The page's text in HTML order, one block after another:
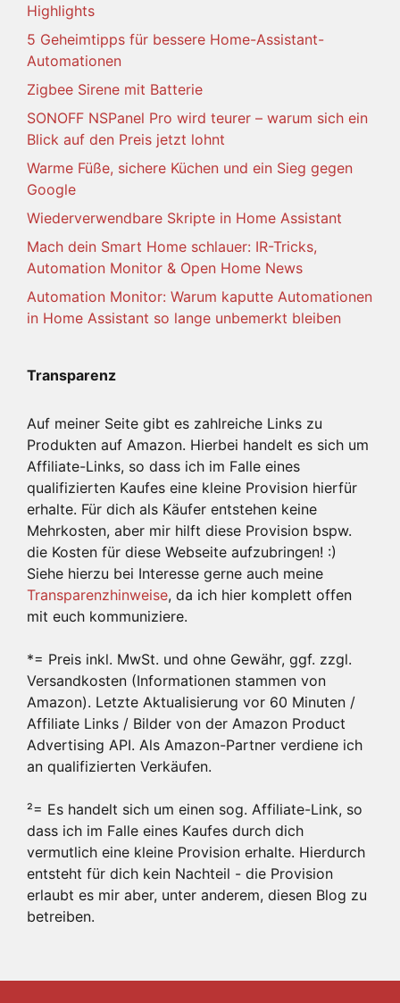
Highlights
5 Geheimtipps für bessere Home-Assistant-
Automationen
Zigbee Sirene mit Batterie
SONOFF NSPanel Pro wird teurer – warum sich ein
Blick auf den Preis jetzt lohnt
Warme Füße, sichere Küchen und ein Sieg gegen
Google
Wiederverwendbare Skripte in Home Assistant
Mach dein Smart Home schlauer: IR-Tricks,
Automation Monitor & Open Home News
Automation Monitor: Warum kaputte Automationen
in Home Assistant so lange unbemerkt bleiben
Transparenz
Auf meiner Seite gibt es zahlreiche Links zu
Produkten auf Amazon. Hierbei handelt es sich um
Affiliate-Links, so dass ich im Falle eines
qualifizierten Kaufes eine kleine Provision hierfür
erhalte. Für dich als Käufer entstehen keine
Mehrkosten, aber mir hilft diese Provision bspw.
die Kosten für diese Webseite aufzubringen! :)
Siehe hierzu bei Interesse gerne auch meine
Transparenzhinweise, da ich hier komplett offen
mit euch kommuniziere.
*= Preis inkl. MwSt. und ohne Gewähr, ggf. zzgl.
Versandkosten (Informationen stammen von
Amazon). Letzte Aktualisierung vor 60 Minuten /
Affiliate Links / Bilder von der Amazon Product
Advertising API. Als Amazon-Partner verdiene ich
an qualifizierten Verkäufen.
²= Es handelt sich um einen sog. Affiliate-Link, so
dass ich im Falle eines Kaufes durch dich
vermutlich eine kleine Provision erhalte. Hierdurch
entsteht für dich kein Nachteil - die Provision
erlaubt es mir aber, unter anderem, diesen Blog zu
betreiben.